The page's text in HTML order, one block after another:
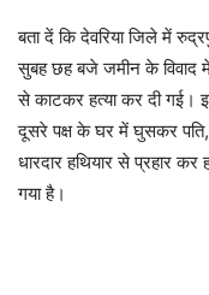
बता दें कि देवरिया जिले में
सुबह छह बजे जमीन के विवाद में
से काटकर हत्या कर दी गई।
दूसरे पक्ष के घर में घुसकर
धारदार हथियार से प्रहार
गया है।